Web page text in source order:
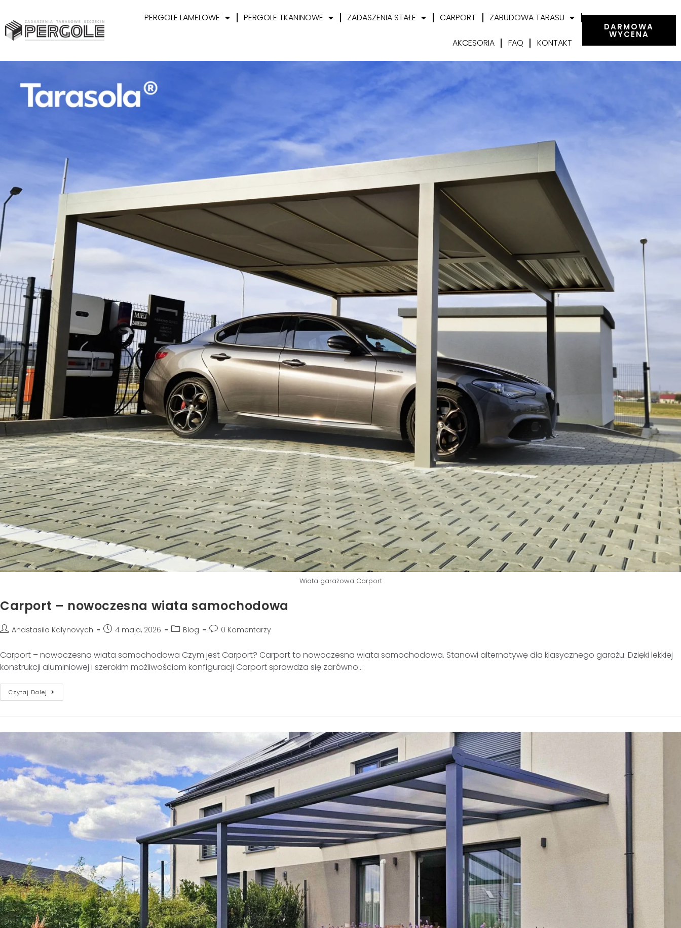
PERGOLE LAMELOWE PERGOLE TKANINOWE ZADASZENIA STAŁE CARPORT ZABUDOWA TARASU
AKCESORIA FAQ KONTAKT
DARMOWA
WYCENA
Wiata garażowa Carport
Carport – nowoczesna wiata samochodowa
Anastasiia Kalynovych 4 maja, 2026 Blog 0 Komentarzy
Carport – nowoczesna wiata samochodowa Czym jest Carport? Carport to nowoczesna wiata samochodowa. Stanowi alternatywę dla klasycznego garażu. Dzięki lekkiej
konstrukcji aluminiowej i szerokim możliwościom konfiguracji Carport sprawdza się zarówno…
Czytaj Dalej